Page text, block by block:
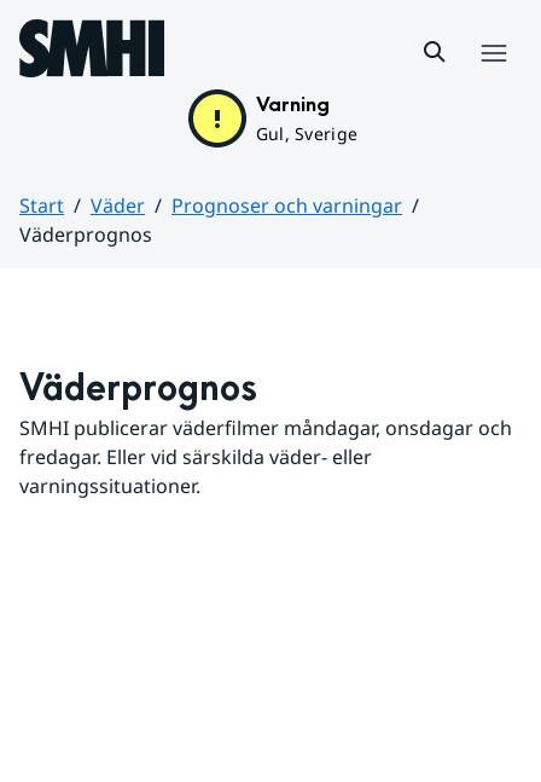
Hoppa till sidans innehåll
Varning
Gul, Sverige
Start Väder
Prognoser och varningar
Väderprognos
Väderprognos
SMHI publicerar väderfilmer måndagar, onsdagar och
fredagar. Eller vid särskilda väder- eller
varningssituationer.